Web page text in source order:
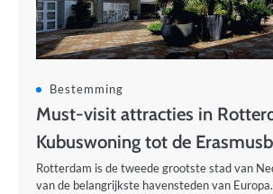
Bestemming
Must-visit attracties in
Kubuswoning tot de
Rotterdam is de tweede grootste stad van
van de belangrijkste havensteden van